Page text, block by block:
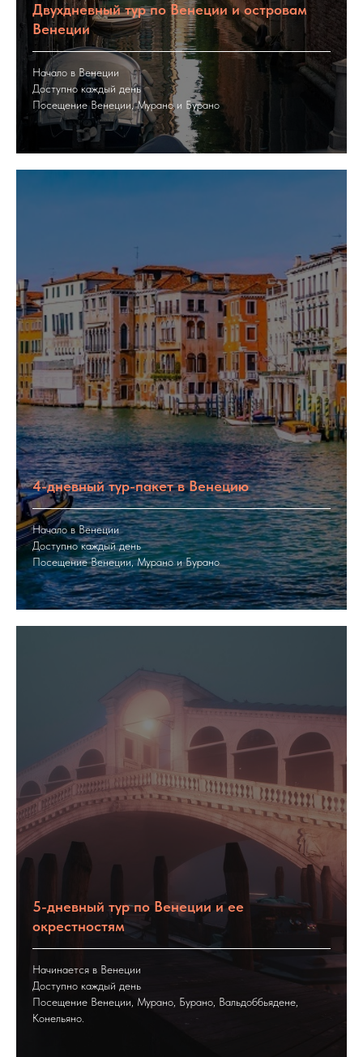
Двухдневный тур по Венеции и островам
Венеции
Начало в Венеции
Доступно каждый день
Посещение Венеции, Мурано и Бурано
4-дневный тур-пакет в Венецию
Начало в Венеции
Доступно каждый день
Посещение Венеции, Мурано и Бурано
5-дневный тур по Венеции и ее
окрестностям
Начинается в Венеции
Доступно каждый день
Посещение Венеции, Мурано, Бурано, Вальдоббьядене,
Конельяно.